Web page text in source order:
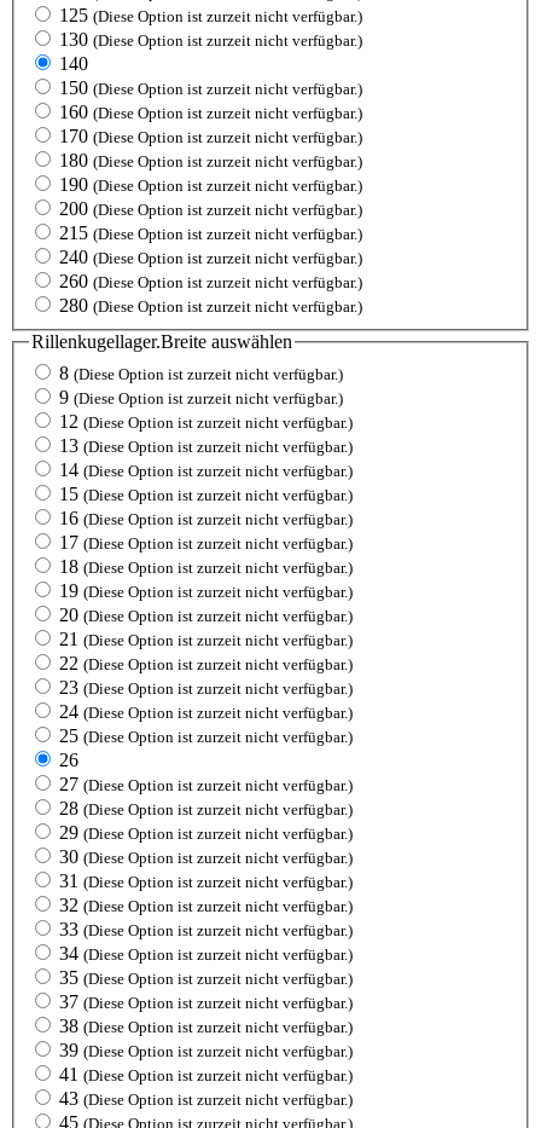
125 (Diese Option ist zurzeit nicht verfügbar.)
130 (Diese Option ist zurzeit nicht verfügbar.)
140
150 (Diese Option ist zurzeit nicht verfügbar.)
160 (Diese Option ist zurzeit nicht verfügbar.)
170 (Diese Option ist zurzeit nicht verfügbar.)
180 (Diese Option ist zurzeit nicht verfügbar.)
190 (Diese Option ist zurzeit nicht verfügbar.)
200 (Diese Option ist zurzeit nicht verfügbar.)
215 (Diese Option ist zurzeit nicht verfügbar.)
240 (Diese Option ist zurzeit nicht verfügbar.)
260 (Diese Option ist zurzeit nicht verfügbar.)
280 (Diese Option ist zurzeit nicht verfügbar.)
Rillenkugellager.Breite auswählen
8 (Diese Option ist zurzeit nicht verfügbar.)
9 (Diese Option ist zurzeit nicht verfügbar.)
12 (Diese Option ist zurzeit nicht verfügbar.)
13 (Diese Option ist zurzeit nicht verfügbar.)
14 (Diese Option ist zurzeit nicht verfügbar.)
15 (Diese Option ist zurzeit nicht verfügbar.)
16 (Diese Option ist zurzeit nicht verfügbar.)
17 (Diese Option ist zurzeit nicht verfügbar.)
18 (Diese Option ist zurzeit nicht verfügbar.)
19 (Diese Option ist zurzeit nicht verfügbar.)
20 (Diese Option ist zurzeit nicht verfügbar.)
21 (Diese Option ist zurzeit nicht verfügbar.)
22 (Diese Option ist zurzeit nicht verfügbar.)
23 (Diese Option ist zurzeit nicht verfügbar.)
24 (Diese Option ist zurzeit nicht verfügbar.)
25 (Diese Option ist zurzeit nicht verfügbar.)
26
27 (Diese Option ist zurzeit nicht verfügbar.)
28 (Diese Option ist zurzeit nicht verfügbar.)
29 (Diese Option ist zurzeit nicht verfügbar.)
30 (Diese Option ist zurzeit nicht verfügbar.)
31 (Diese Option ist zurzeit nicht verfügbar.)
32 (Diese Option ist zurzeit nicht verfügbar.)
33 (Diese Option ist zurzeit nicht verfügbar.)
34 (Diese Option ist zurzeit nicht verfügbar.)
35 (Diese Option ist zurzeit nicht verfügbar.)
37 (Diese Option ist zurzeit nicht verfügbar.)
38 (Diese Option ist zurzeit nicht verfügbar.)
39 (Diese Option ist zurzeit nicht verfügbar.)
41 (Diese Option ist zurzeit nicht verfügbar.)
43 (Diese Option ist zurzeit nicht verfügbar.)
45 (Diese Option ist zurzeit nicht verfügbar.)